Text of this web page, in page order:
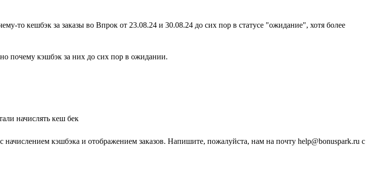
то кешбэк за заказы во Впрок от 23.08.24 и 30.08.24 до сих пор в статусе "ожидание", хотя более
почему кэшбэк за них до сих пор в ожидании.
начислять кеш бек
кэшбэка и отображением заказов. Напишите, пожалуйста, нам на почту help@bonuspark.ru с